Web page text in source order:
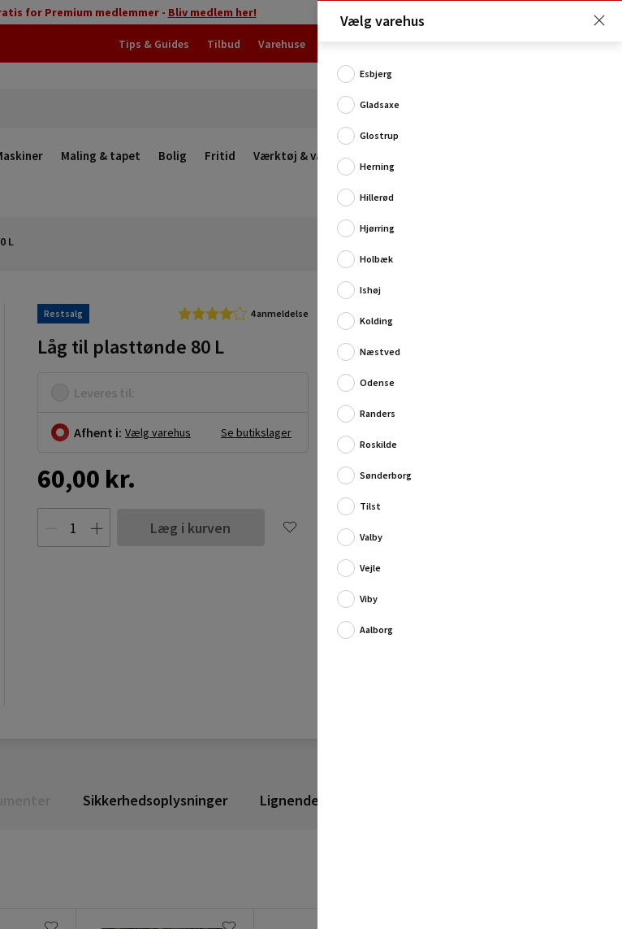
for Premium medlemmer - Bliv medlem her!
Tips & Guides Tilbud Varehuse
Maling & tapet Bolig Fritid Værktøj & værksted
L
Restsalg 4 anmeldelse
Låg til plasttønde 80 L
Leveres til:
Afhent i: Vælg varehus Se butikslager
60,00 kr.
Læg i kurven
Praktisk låg til 80 L plasttønde.
Produktinformation:
Materiale: plast
Sikkerhedsoplysninger Lignende produkter
Vælg varehus
Esbjerg
Gladsaxe
Glostrup
Herning
Hillerød
Hjørring
Holbæk
Ishøj
Kolding
Næstved
Odense
Randers
Roskilde
Sønderborg
Tilst
Valby
Vejle
Viby
Aalborg